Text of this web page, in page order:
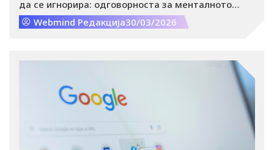
да се игнорира: одговорноста за менталното
здравје на децата не може да биде само на
родителите.
Webmind Редакција30/03/2026